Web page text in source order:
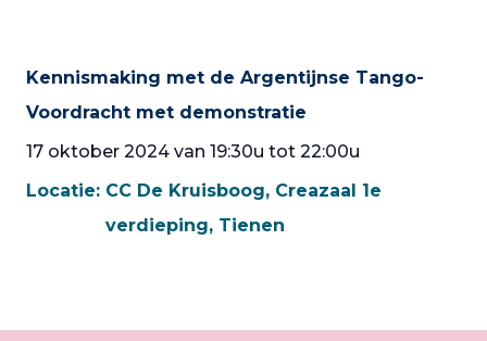
Kennismaking met de Argentijnse Tango-
Voordracht met demonstratie
17 oktober 2024 van 19:30u tot 22:00u
Locatie: CC De Kruisboog, Creazaal 1e
verdieping, Tienen